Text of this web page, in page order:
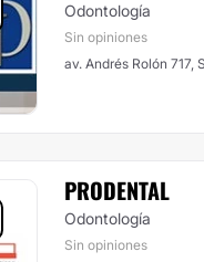
Odontología
Sin opiniones
av. Andrés Rolón 717,
PRODENTAL
Odontología
Sin opiniones